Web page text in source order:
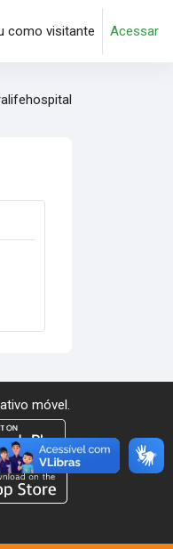
como visitante Acessar
móvel.